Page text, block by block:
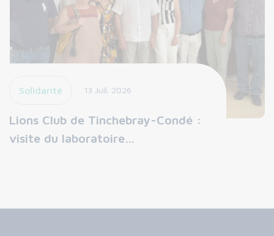
Solidarité 13 Juil. 2026
Lions Club de Tinchebray-Condé :
visite du laboratoire…